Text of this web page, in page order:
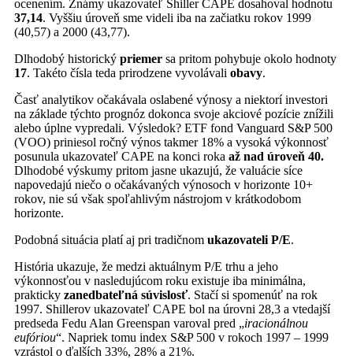
ocenením. Známy ukazovateľ Shiller CAPE dosahoval hodnotu
37,14. Vyššiu úroveň sme videli iba na začiatku rokov 1999
(40,57) a 2000 (43,77).
Dlhodobý historický priemer sa pritom pohybuje okolo hodnoty
17. Takéto čísla teda prirodzene vyvolávali obavy.
Časť analytikov očakávala oslabené výnosy a niektorí investori
na základe týchto prognóz dokonca svoje akciové pozície znížili
alebo úplne vypredali. Výsledok? ETF fond Vanguard S&P 500
(VOO) priniesol ročný výnos takmer 18% a vysoká výkonnosť
posunula ukazovateľ CAPE na konci roka až nad úroveň 40.
Dlhodobé výskumy pritom jasne ukazujú, že valuácie síce
napovedajú niečo o očakávaných výnosoch v horizonte 10+
rokov, nie sú však spoľahlivým nástrojom v krátkodobom
horizonte.
Podobná situácia platí aj pri tradičnom ukazovateli P/E.
História ukazuje, že medzi aktuálnym P/E trhu a jeho
výkonnosťou v nasledujúcom roku existuje iba minimálna,
prakticky zanedbateľná súvislosť. Stačí si spomenúť na rok
1997. Shillerov ukazovateľ CAPE bol na úrovni 28,3 a vtedajší
predseda Fedu Alan Greenspan varoval pred „iracionálnou
eufóriou“. Napriek tomu index S&P 500 v rokoch 1997 – 1999
vzrástol o ďalších 33%, 28% a 21%.